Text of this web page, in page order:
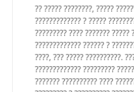
?? ????? ????????, ?????
????????????? ? ?????
????????? ???? ??????? ?????
????????????? ?????? ?
????, ??? ????? ??????????.
????????????? ?????????
??????? ?????????? ????